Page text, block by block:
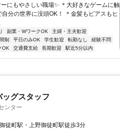
にもやさしい職場✨ ＊大好きなゲームに触
分の世界に没頭OK！ ＊金髪もピアスもヒ
副業・WワークOK
主婦・主夫歓迎
制 平日のみOK 学生歓迎 転勤なし
経験不問
OK 交通費支給 長期歓迎 駅近5分以内
グスタッフ
ンター
徒町駅・上野御徒町駅徒歩3分